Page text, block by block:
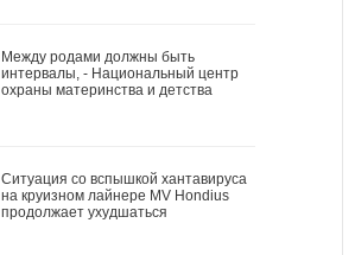
Между родами должны быть
интервалы, - Национальный центр
охраны материнства и детства
Ситуация со вспышкой хантавируса
на круизном лайнере MV Hondius
продолжает ухудшаться